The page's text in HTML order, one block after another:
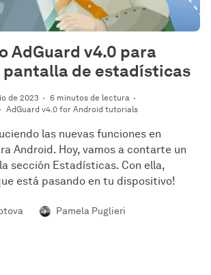
de 2023
6 minutos de lectura
AdGuard v4.0 for Android tutorials
AdGuard v4.0 para
pantalla de estadísticas
las nuevas funciones en
Android. Hoy, vamos a contarte un
sección Estadísticas. Con ella,
está pasando en tu dispositivo!
Pamela Puglieri